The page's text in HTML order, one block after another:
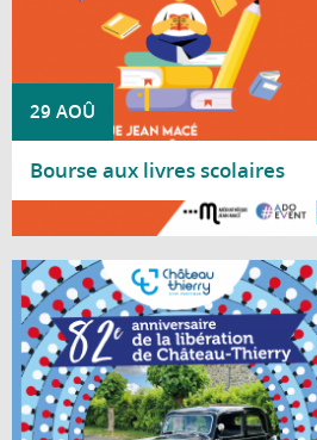
29 AOÛ
Bourse aux livres scolaires
Lire la suite
La Ville de Château-Thierry vous convie
la cérémonie patriotique le 29
2026 commémorant le 82e anniversaire
la Libération de Château-Thierry en